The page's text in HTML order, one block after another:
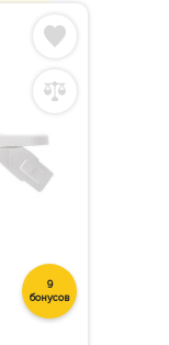
9
бонусов